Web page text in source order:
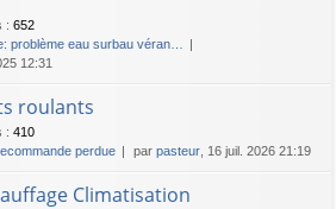
: 652
problème eau surbau véran…
12:31
roulants
: 410
perdue par pasteur , 16 juil. 2026 21:19
Climatisation